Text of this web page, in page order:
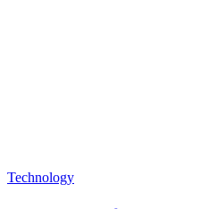
Technology